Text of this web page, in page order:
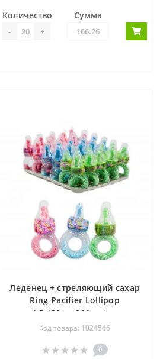
Количество
- +
Сумма
Леденец + стреляющий сахар
Ring Pacifier Lollipop
4.5г/30шт 360шт/ящ
Код товара: 1024546
0